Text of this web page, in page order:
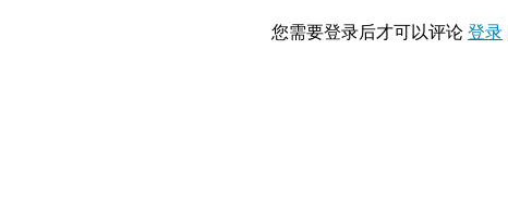
您需要登录后才可以评论 登录